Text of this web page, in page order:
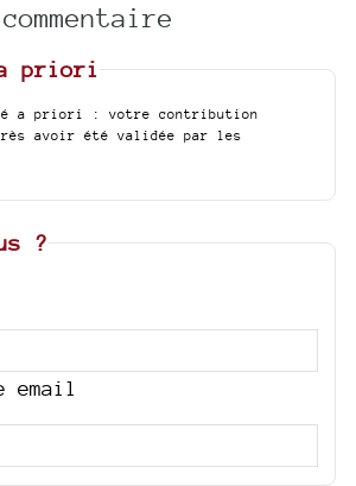
a priori
a priori : votre contribution
avoir été validée par les
?
email